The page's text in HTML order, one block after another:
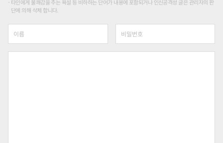
타인에게 불쾌감을 주는 욕설 등 비하하는 단어가 내용에 포함되거나 인신공격성 글은 관리자의 판
단에 의해 삭제 합니다.